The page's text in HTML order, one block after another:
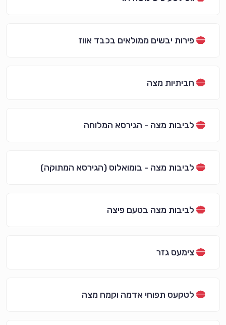
פירות יבשים ממולאים בכבד אווז
חביתיות מצה
לביבות מצה - הגירסא המלוחה
לביבות מצה - בומואלוס (הגירסא המתוקה)
לביבות מצה בטעם פיצה
צימעס גזר
לטקעס תפוחי אדמה וקמח מצה